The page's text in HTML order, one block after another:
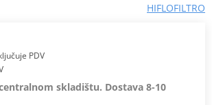
HIFLOFILTRO
PDV
skladištu. Dostava 8-10